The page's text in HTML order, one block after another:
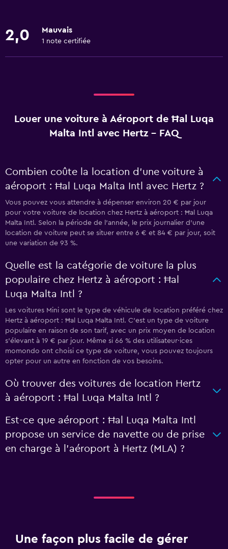
2,0 Mauvais
1 note certifiée
Louer une voiture à Aéroport de Ħal Luqa
Malta Intl avec Hertz - FAQ
Combien coûte la location d’une voiture à
aéroport : Ħal Luqa Malta Intl avec Hertz ?
Vous pouvez vous attendre à dépenser environ 20 € par jour
pour votre voiture de location chez Hertz à aéroport : Ħal Luqa
Malta Intl. Selon la période de l’année, le prix journalier d'une
location de voiture peut se situer entre 6 € et 84 € par jour, soit
une variation de 93 %.
Quelle est la catégorie de voiture la plus
populaire chez Hertz à aéroport : Ħal
Luqa Malta Intl ?
Les voitures Mini sont le type de véhicule de location préféré chez
Hertz à aéroport : Ħal Luqa Malta Intl. C'est un type de voiture
populaire en raison de son tarif, avec un prix moyen de location
s'élevant à 19 € par jour. Même si 66 % des utilisateur·ices
momondo ont choisi ce type de voiture, vous pouvez toujours
opter pour un autre en fonction de vos besoins.
Où trouver des voitures de location Hertz
à aéroport : Ħal Luqa Malta Intl ?
Est-ce que aéroport : Ħal Luqa Malta Intl
propose un service de navette ou de prise
en charge à l’aéroport à Hertz (MLA) ?
Une façon plus facile de gérer